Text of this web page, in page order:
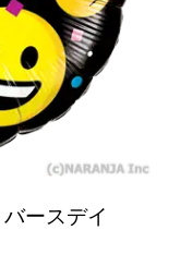
ースデイ